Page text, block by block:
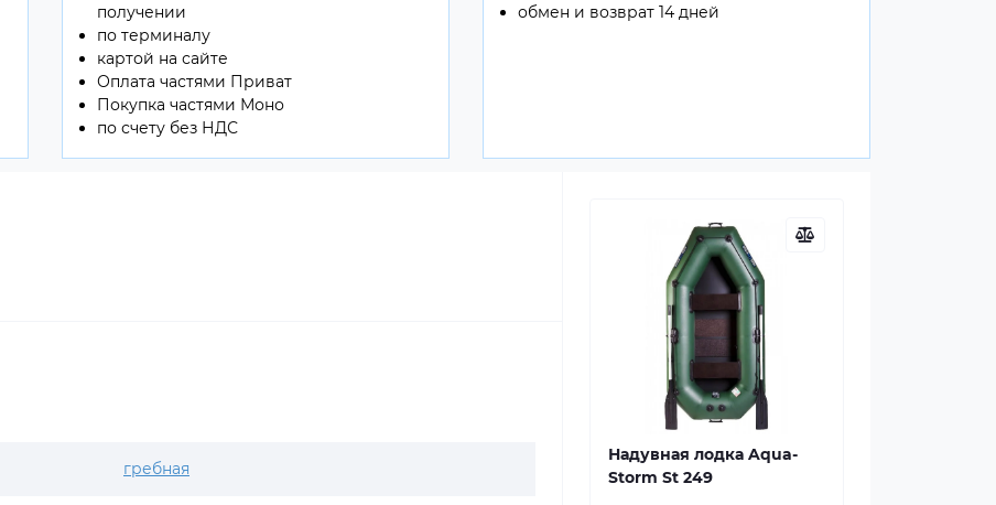
получении
по терминалу
картой на сайте
Оплата частями Приват
Покупка частями Моно
по счету без НДС
обмен и возврат 14 дней
гребная
Надувная лодка Aqua-
Storm St 249